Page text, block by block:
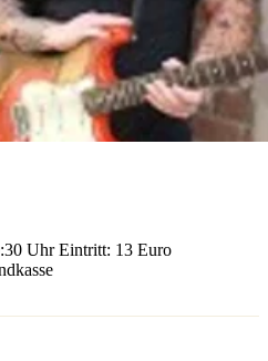
Uhr Eintritt: 13 Euro